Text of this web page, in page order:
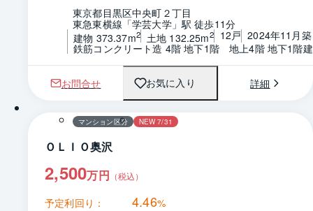
東京都目黒区中央町２丁目
東急東横線「学芸大学」駅 徒歩11分
建物 373.37m2 土地 132.25m2 12戸 2024年11月築
鉄筋コンクリート造 4階 地下1階　地上4階 地下1階建
お問合せ お気に入り 詳細
1 / 0 間取り
マンション区分 NEW 7/31
ＯＬＩＯ奥沢
2,500万円 （税込）
予定利回り： 4.46%